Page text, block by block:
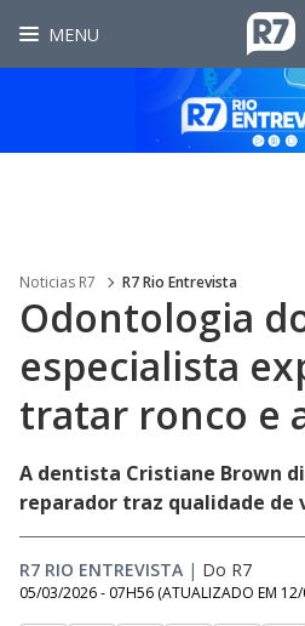
MENU
Noticias R7 R7 Rio Entrevista
Odontologia
especialista
tratar ronco e
A dentista Cristiane Brown
reparador traz qualidade de
R7 RIO ENTREVISTA | Do R7
05/03/2026 - 07H56 (ATUALIZADO EM